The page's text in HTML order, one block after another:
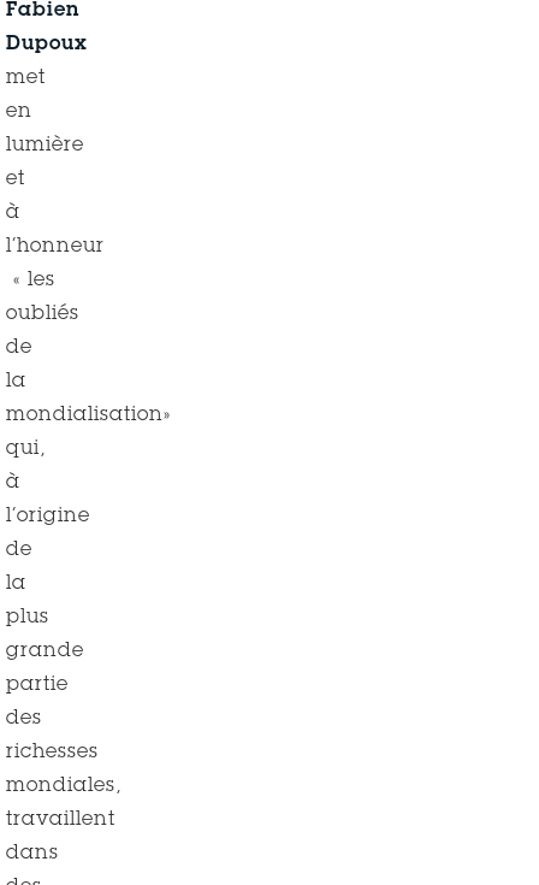
Fabien
Dupoux
met
en
lumière
et
à
l’honneur
« les
oubliés
de
la
mondialisation»
qui,
à
l’origine
de
la
plus
grande
partie
des
richesses
mondiales,
travaillent
dans